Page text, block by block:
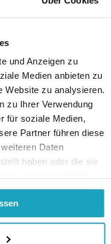
und Anzeigen zu
Medien anbieten zu
Website zu analysieren.
zu Ihrer Verwendung
für soziale Medien,
Partner führen diese
Daten
haben oder die sie
Cookies, wenn Sie